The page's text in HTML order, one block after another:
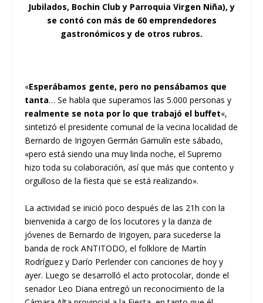
Jubilados, Bochin Club y Parroquia Virgen Niña), y
se contó con más de 60 emprendedores
gastronómicos y de otros rubros.
«Esperábamos gente, pero no pensábamos que
tanta… Se habla que superamos las 5.000 personas y
realmente se nota por lo que trabajó el buffet«,
sintetizó el presidente comunal de la vecina localidad de
Bernardo de Irigoyen Germán Gamulín este sábado,
«pero está siendo una muy linda noche, el Supremo
hizo toda su colaboración, así que más que contento y
orgulloso de la fiesta que se está realizando».
La actividad se inició poco después de las 21h con la
bienvenida a cargo de los locutores y la danza de
jóvenes de Bernardo de Irigoyen, para sucederse la
banda de rock ANTITODO, el folklore de Martín
Rodríguez y Darío Perlender con canciones de hoy y
ayer. Luego se desarrolló el acto protocolar, donde el
senador Leo Diana entregó un reconocimiento de la